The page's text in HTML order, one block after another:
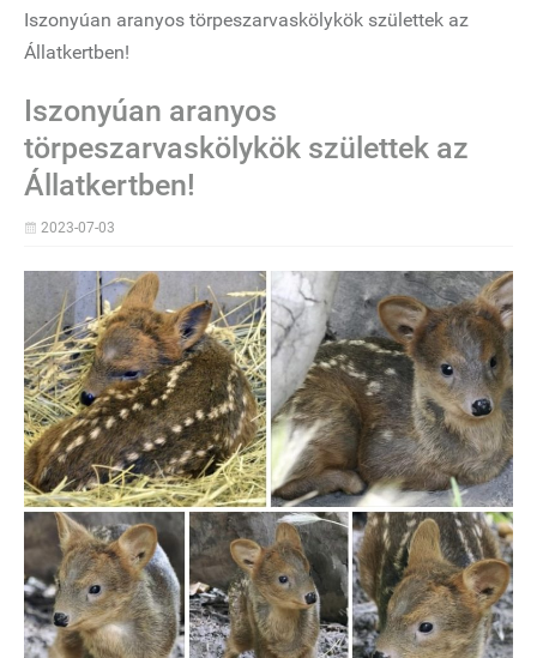
Iszonyúan aranyos törpeszarvaskölykök születtek az
Állatkertben!
Iszonyúan aranyos
törpeszarvaskölykök születtek az
Állatkertben!
2023-07-03